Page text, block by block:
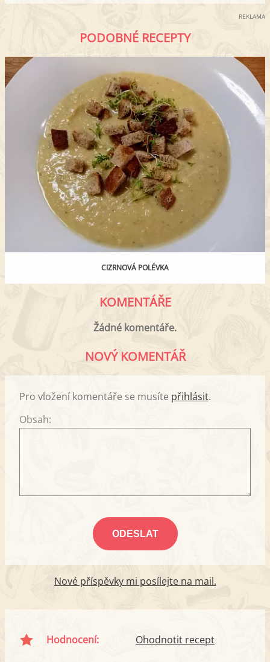
REKLAMA
PODOBNÉ RECEPTY
CIZRNOVÁ POLÉVKA
KOMENTÁŘE
Žádné komentáře.
NOVÝ KOMENTÁŘ
Pro vložení komentáře se musíte přihlásit.
Obsah:
Nové příspěvky mi posílejte na mail.
Hodnocení: Ohodnotit recept